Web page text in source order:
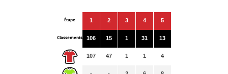
Étape
Classements
1
106
107
2
15
47
3
1
1
4
31
1
5
13
4